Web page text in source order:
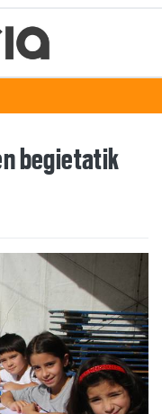
begietatik